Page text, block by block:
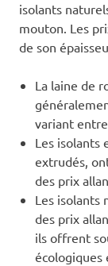
isolants
mouton. Les
de son
La laine de
variant
Les isolants
extrudés,
des prix
Les isolants
des prix
ils offrent
écologiques